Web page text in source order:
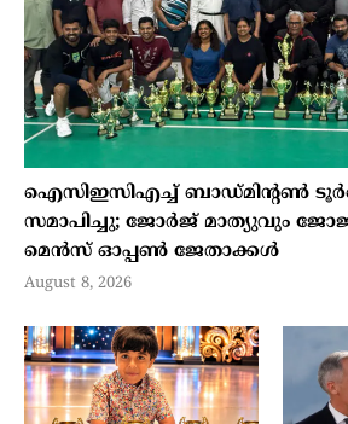
ഐസിഇസിഎച്ച് ബാഡ്മിന്റണ്‍
സമാപിച്ചു; ജോര്‍ജ് മാത്യുവും
മെന്‍സ് ഓപ്പണ്‍ ജേതാക്കള്‍
August 8, 2026